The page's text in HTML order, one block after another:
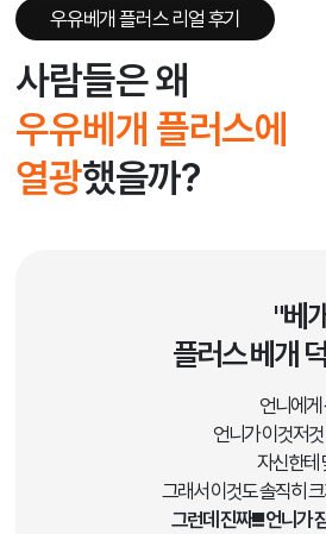
우유베개 플러스 리얼 후기
사람들은 왜
우유베개 플러스에
열광했을까?
"베
플러스 베개
언니에게
언니가 이것저
자신한테
그래서 이것도 솔직히
그런데 진짜!!!!! 언니가